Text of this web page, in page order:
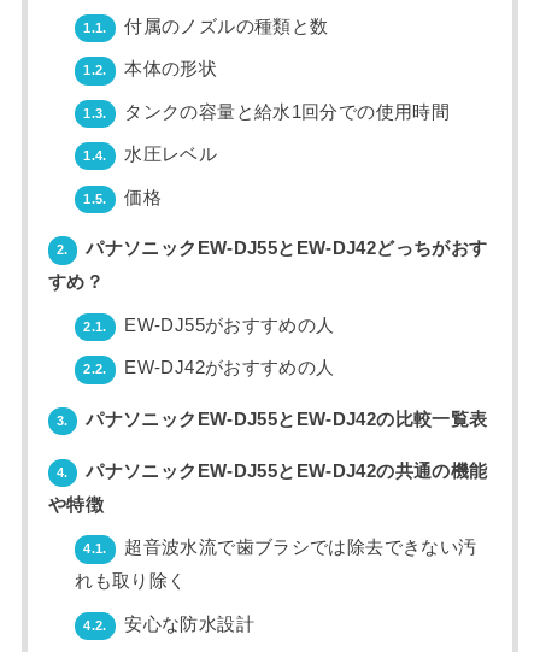
1.1. 付属のノズルの種類と数
1.2. 本体の形状
1.3. タンクの容量と給水1回分での使用時間
1.4. 水圧レベル
1.5. 価格
2.
パナソニックEW-DJ55とEW-DJ42どっちがおす
すめ？
2.1. EW-DJ55がおすすめの人
2.2. EW-DJ42がおすすめの人
3. パナソニックEW-DJ55とEW-DJ42の比較一覧表
4.
パナソニックEW-DJ55とEW-DJ42の共通の機能
や特徴
4.1.
超音波水流で歯ブラシでは除去できない汚
れも取り除く
4.2. 安心な防水設計